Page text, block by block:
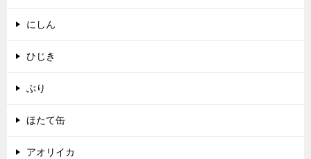
にしん
ひじき
ぶり
ほたて缶
アオリイカ